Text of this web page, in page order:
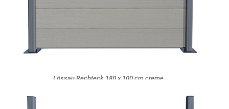
Lössau Rechteck 180 x 100 cm creme